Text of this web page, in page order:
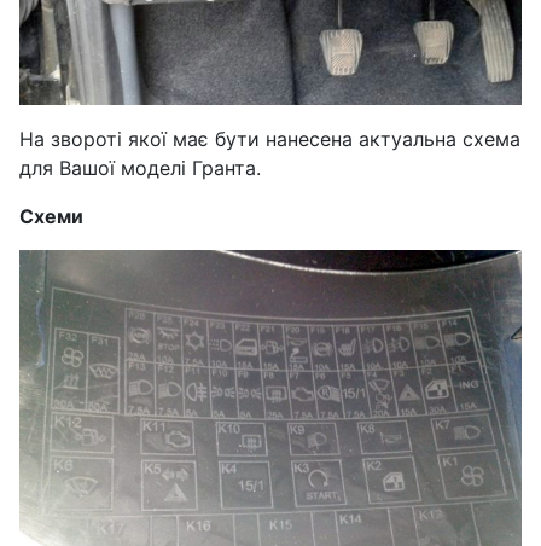
На звороті якої має бути нанесена актуальна схема
для Вашої моделі Гранта.
Схеми